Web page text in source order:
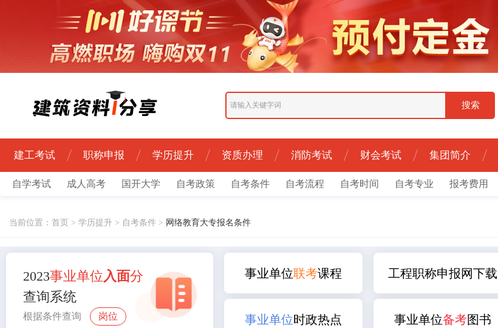
建工考试 职称申报 学历提升 资质办理 消防考试 财会考试 集团简介
自学考试 成人高考 国开大学 自考政策 自考条件 自考流程 自考时间 自考专业 报考费用
当前位置： 首页 > 学历提升 > 自考条件 > 网络教育大专报名条件
2023事业单位 入面分
查询系统
根据条件查询 岗位
事业单位联考课程 工程职称申报网下载
事业单位时政热点 事业单位备考图书